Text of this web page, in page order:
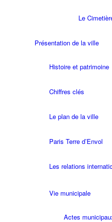
Le
Présentation de la ville
Histoire et patrimoine
Chiffres clés
Le plan de la ville
Paris Terre d’Envol
Les relations
Vie municipale
Actes